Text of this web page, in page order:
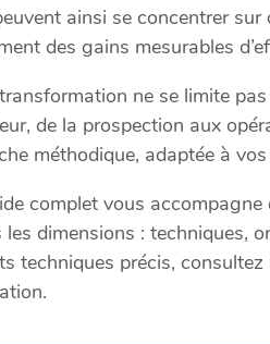
ainsi se concentrer
des gains mesurables
ne se limite pas
de la prospection aux
méthodique, adaptée à vos
complet vous
les dimensions : techniques,
techniques précis, consultez